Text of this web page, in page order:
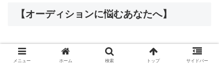
【オーディションに悩むあなたへ】
器用貧乏で悩む必要はありません。
メニュー ホーム 検索 トップ サイドバー